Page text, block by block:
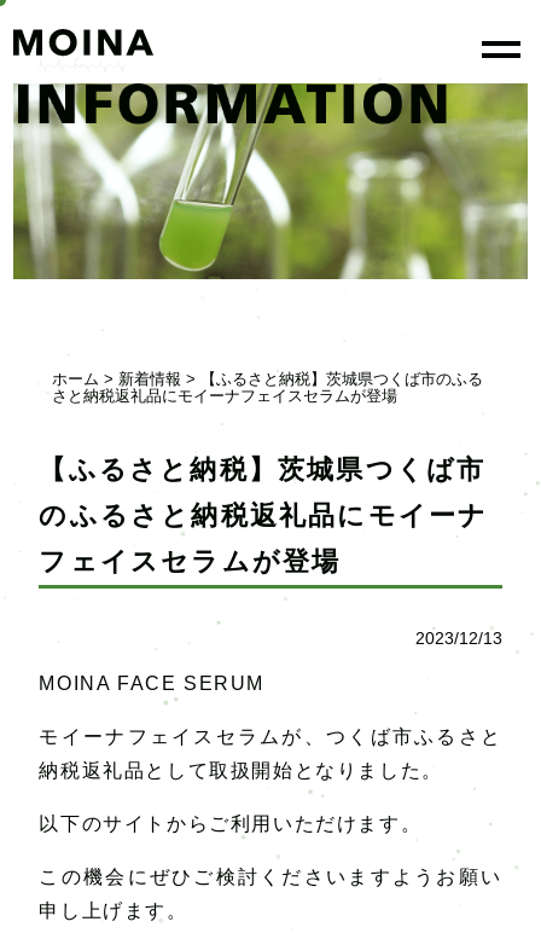
ホーム > 新着情報 > 【ふるさと納税】茨城県つくば市のふる
さと納税返礼品にモイーナフェイスセラムが登場
【ふるさと納税】茨城県つくば市
のふるさと納税返礼品にモイーナ
フェイスセラムが登場
2023/12/13
MOINA FACE SERUM
モイーナフェイスセラムが、つくば市ふるさと
納税返礼品として取扱開始となりました。
以下のサイトからご利用いただけます。
この機会にぜひご検討くださいますようお願い
申し上げます。